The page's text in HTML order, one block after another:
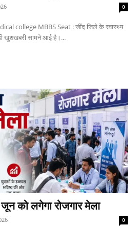
0
college MBBS Seat : जींद जिले के स्वास्थ्य
खुशखबरी सामने आई है।...
को लगेगा रोजगार मेला
0